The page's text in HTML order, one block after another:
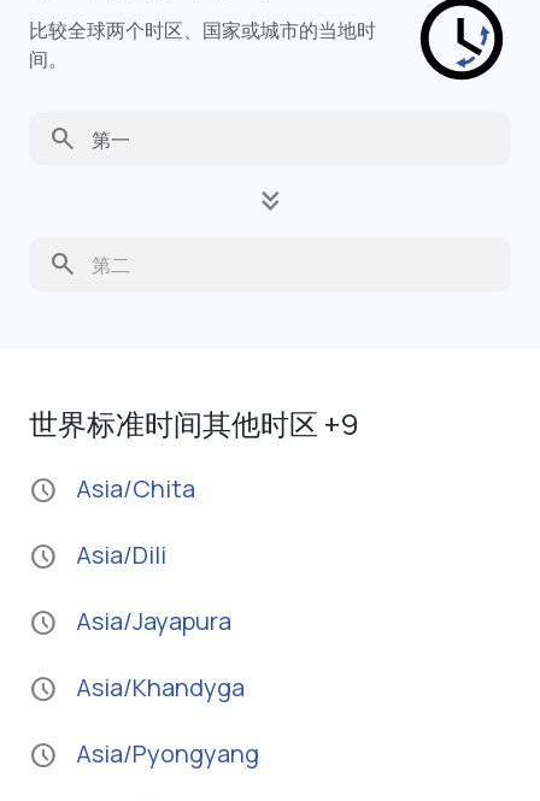
比较全球两个时区、国家或城市的当地时
间。
search
keyboard_double_arrow_down
search
世界标准时间其他时区 +9
schedule Asia/Chita
schedule Asia/Dili
schedule Asia/Jayapura
schedule Asia/Khandyga
schedule Asia/Pyongyang